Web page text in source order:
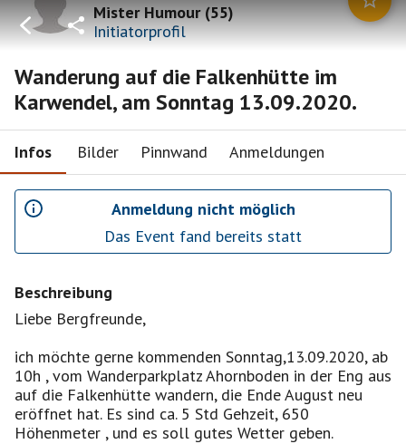
Mister Humour(55)
Initiatorprofil
Wanderung auf die Falkenhütte im
Karwendel, am Sonntag 13.09.2020.
Infos Bilder Pinnwand Anmeldungen
Anmeldung nicht möglich
Das Event fand bereits statt
Beschreibung
Liebe Bergfreunde,
ich möchte gerne kommenden Sonntag,13.09.2020, ab
10h , vom Wanderparkplatz Ahornboden in der Eng aus
auf die Falkenhütte wandern, die Ende August neu
eröffnet hat. Es sind ca. 5 Std Gehzeit, 650
Höhenmeter , und es soll gutes Wetter geben.